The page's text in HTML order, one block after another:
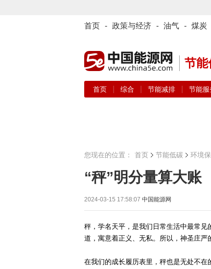
首页 - 政策与经济 - 油气 - 煤炭
节能
首页 综合 节能减排 节能服
您现在的位置： 首页 节能低碳 环境
“秤”明分量算大账
2024-03-15 17:58:07 中国能源网
秤，学名天平，是我们日常生活中最常
道，寓意着正义、无私。所以，神圣庄严
在我们的成长履历表里，秤也是无处不